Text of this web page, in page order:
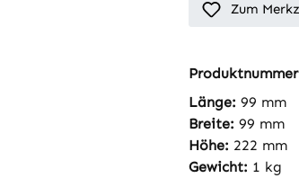
Zum
Länge: 99 mm
Breite: 99 mm
Höhe: 222 mm
Gewicht: 1 kg